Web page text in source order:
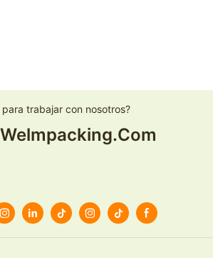
para trabajar con nosotros?